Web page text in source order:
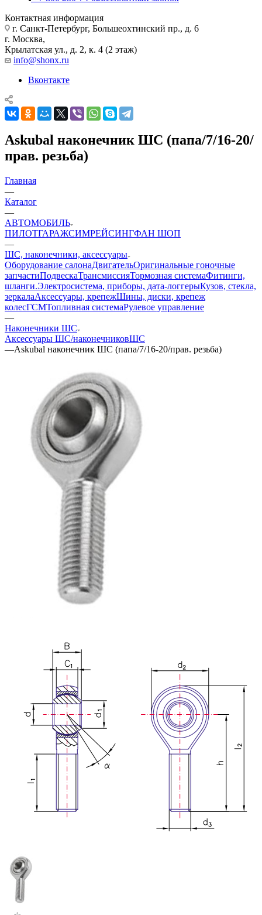
Контактная информация
г. Санкт-Петербург, Большеохтинский пр., д. 6
г. Москва,
Крылатская ул., д. 2, к. 4 (2 этаж)
info@shonx.ru
Вконтакте
Askubal наконечник ШС (папа/7/16-20/
прав. резьба)
Главная
—
Каталог
—
АВТОМОБИЛЬ
ПИЛОТГАРАЖСИМРЕЙСИНГФАН ШОП
—
ШС, наконечники, аксессуары
Оборудование салонаДвигательОригинальные гоночные
запчастиПодвескаТрансмиссияТормозная системаФитинги,
шланги.Электросистема, приборы, дата-логгерыКузов, стекла,
зеркалаАксессуары, крепежШины, диски, крепеж
колесГСМТопливная системаРулевое управление
—
Наконечники ШС
Аксессуары ШС/наконечниковШС
—Askubal наконечник ШС (папа/7/16-20/прав. резьба)